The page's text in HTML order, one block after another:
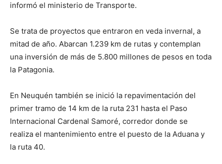
informó el ministerio de Transporte.
Se trata de proyectos que entraron en veda invernal, a
mitad de año. Abarcan 1.239 km de rutas y contemplan
una inversión de más de 5.800 millones de pesos en toda
la Patagonia.
En Neuquén también se inició la repavimentación del
primer tramo de 14 km de la ruta 231 hasta el Paso
Internacional Cardenal Samoré, corredor donde se
realiza el mantenimiento entre el puesto de la Aduana y
la ruta 40.